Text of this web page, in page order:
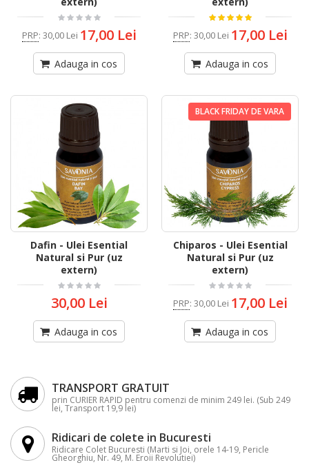
PRP: 30,00 Lei 17,00 Lei
Adauga in cos
PRP: 30,00 Lei 17,00 Lei
Adauga in cos
Dafin - Ulei Esential
Natural si Pur (uz
extern)
30,00 Lei
Adauga in cos
BLACK FRIDAY DE VARA
Chiparos - Ulei Esential
Natural si Pur (uz
extern)
PRP: 30,00 Lei 17,00 Lei
Adauga in cos
TRANSPORT GRATUIT
prin CURIER RAPID pentru comenzi de minim 249 lei. (Sub 249
lei, Transport 19,9 lei)
Ridicari de colete in Bucuresti
Ridicare Colet Bucuresti (Marti si Joi, orele 14-19, Pericle
Gheorghiu, Nr. 49, M. Eroii Revolutiei)